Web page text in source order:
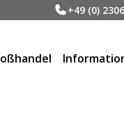
+49 (0)